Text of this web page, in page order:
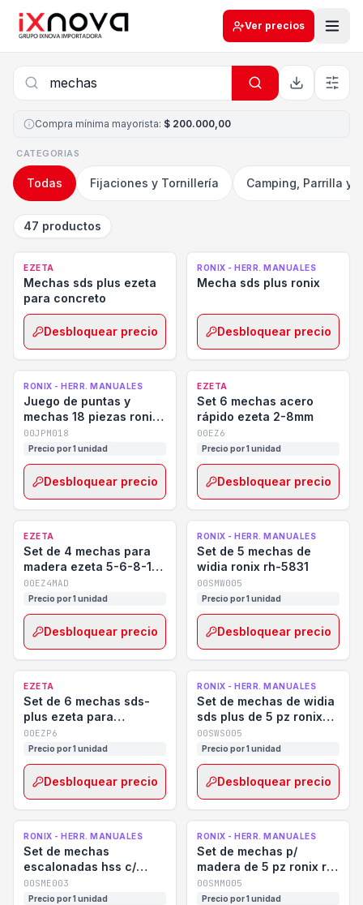
Ver precios
Compra mínima mayorista: $ 200.000,00
CATEGORIAS
Todas Fijaciones y Tornillería Camping, Parrilla y
47 productos
EZETA
Mechas sds plus ezeta
para concreto
Desbloquear precio
RONIX - HERR. MANUALES
Mecha sds plus ronix
Desbloquear precio
RONIX - HERR. MANUALES
Juego de puntas y
mechas 18 piezas ronix
rh-5453
00JPM018
Precio por 1 unidad
Desbloquear precio
EZETA
Set 6 mechas acero
rápido ezeta 2-8mm
00EZ6
Precio por 1 unidad
Desbloquear precio
EZETA
Set de 4 mechas para
madera ezeta 5-6-8-10
mm
00EZ4MAD
Precio por 1 unidad
Desbloquear precio
RONIX - HERR. MANUALES
Set de 5 mechas de
widia ronix rh-5831
00SMW005
Precio por 1 unidad
Desbloquear precio
EZETA
Set de 6 mechas sds-
plus ezeta para
hormigón
00EZP6
Precio por 1 unidad
Desbloquear precio
RONIX - HERR. MANUALES
Set de mechas de widia
sds plus de 5 pz ronix
rh-5586
00SWS005
Precio por 1 unidad
Desbloquear precio
RONIX - HERR. MANUALES
Set de mechas
escalonadas hss c/
baño de titanio de 3 pz
ronix rh-5903
00SME003
Precio por 1 unidad
RONIX - HERR. MANUALES
Set de mechas p/
madera de 5 pz ronix rh-
5375
00SMM005
Precio por 1 unidad